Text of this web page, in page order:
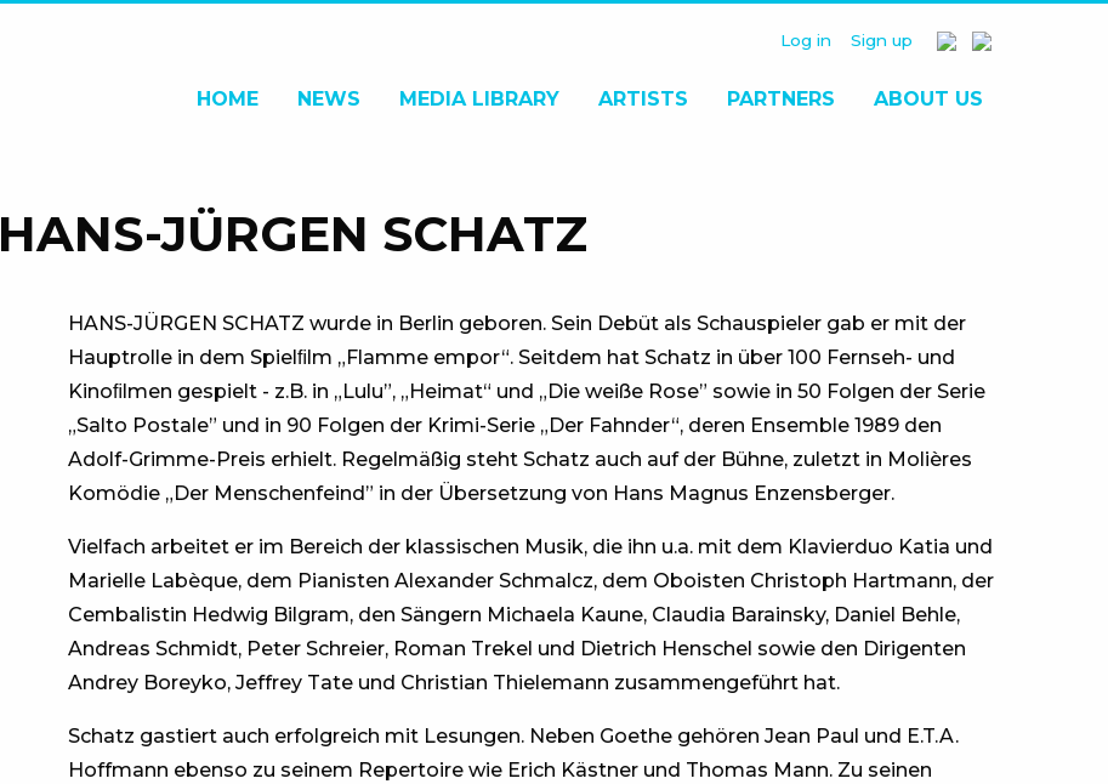
Log in Sign up
HOME NEWS MEDIA LIBRARY ARTISTS PARTNERS ABOUT US
HANS-JÜRGEN SCHATZ
HANS-JÜRGEN SCHATZ wurde in Berlin geboren. Sein Debüt als Schauspieler gab er mit der
Hauptrolle in dem Spielﬁlm „Flamme empor“. Seitdem hat Schatz in über 100 Fernseh- und
Kinoﬁlmen gespielt - z.B. in „Lulu”, „Heimat“ und „Die weiße Rose” sowie in 50 Folgen der Serie
„Salto Postale” und in 90 Folgen der Krimi-Serie „Der Fahnder“, deren Ensemble 1989 den
Adolf-Grimme-Preis erhielt. Regelmäßig steht Schatz auch auf der Bühne, zuletzt in Molières
Komödie „Der Menschenfeind” in der Übersetzung von Hans Magnus Enzensberger.
Vielfach arbeitet er im Bereich der klassischen Musik, die ihn u.a. mit dem Klavierduo Katia und
Marielle Labèque, dem Pianisten Alexander Schmalcz, dem Oboisten Christoph Hartmann, der
Cembalistin Hedwig Bilgram, den Sängern Michaela Kaune, Claudia Barainsky, Daniel Behle,
Andreas Schmidt, Peter Schreier, Roman Trekel und Dietrich Henschel sowie den Dirigenten
Andrey Boreyko, Jeffrey Tate und Christian Thielemann zusammengeführt hat.
Schatz gastiert auch erfolgreich mit Lesungen. Neben Goethe gehören Jean Paul und E.T.A.
Hoffmann ebenso zu seinem Repertoire wie Erich Kästner und Thomas Mann. Zu seinen